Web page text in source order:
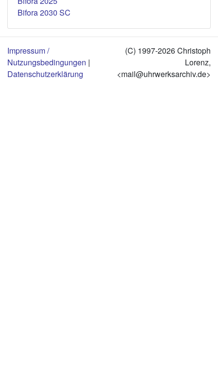
Bifora 2030 SC
Impressum /
Nutzungsbedingungen |
Datenschutzerklärung
(C) 1997-2026 Christoph
Lorenz,
<mail@uhrwerksarchiv.de>